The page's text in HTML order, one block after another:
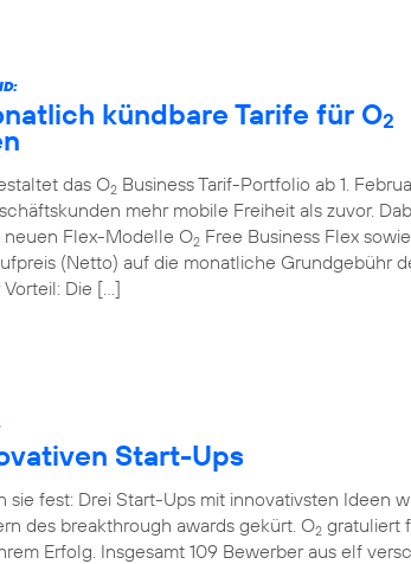
kündbare Tarife für O2
das O2 Business Tarif-Portfolio ab 1.
mehr mobile Freiheit als zuvor.
Flex-Modelle O2 Free Business Flex
(Netto) auf die monatliche Grundgebühr
Vorteil: Die […]
Start-Ups
sie fest: Drei Start-Ups mit innovativsten Ideen
des breakthrough awards gekürt. O2 gratuliert
Erfolg. Insgesamt 109 Bewerber aus elf